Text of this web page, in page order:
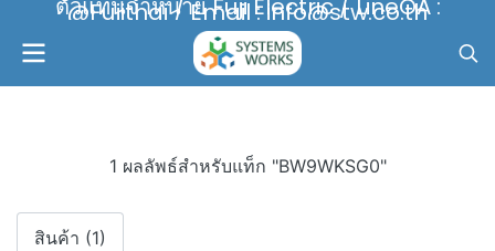
ตัวแทนจำหน่าย Fuji Electric / LineOA :
@Fujithai / Email : info@stw.co.th
1 ผลลัพธ์สำหรับแท็ก "BW9WKSG0"
สินค้า (1)